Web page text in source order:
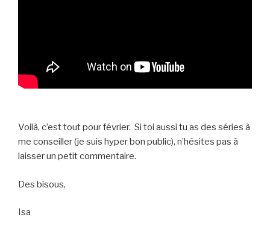
Voilà, c’est tout pour février. Si toi aussi tu as des séries à
me conseiller (je suis hyper bon public), n’hésites pas à
laisser un petit commentaire.
Des bisous,
Isa